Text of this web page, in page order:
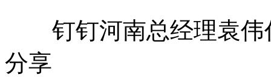
钉钉河南总经理袁伟
分享